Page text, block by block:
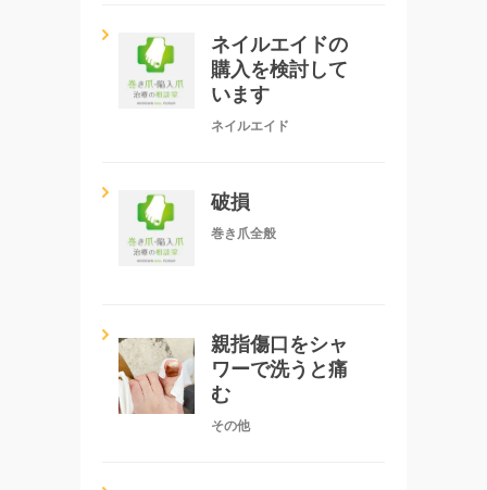
ネイルエイドの
購入を検討して
います
ネイルエイド
破損
巻き爪全般
親指傷口をシャ
ワーで洗うと痛
む
その他